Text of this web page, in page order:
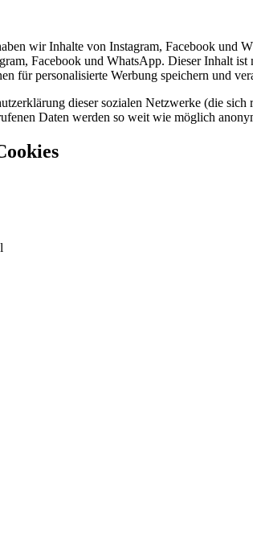
wir Inhalte von Instagram, Facebook
Facebook und WhatsApp. Dieser Inhalt
für personalisierte Werbung speichern und
dieser sozialen Netzwerke (die
Daten werden so weit wie möglich